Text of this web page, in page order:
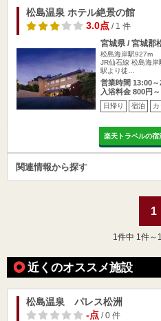
松島温泉 ホテル絶景の館
3.0点/ 1 件
宮城県 / 宮城郡
松島海岸駅927m
JR仙石線 松島海
駅より徒…
営業時間 13:00
入浴料金 800円～
日帰り 宿泊
楽天トラベルの宿
関連情報から探す
1
1 件中 1件～
近くのオススメ施設
松島温泉 パレス松洲
-点/ 0 件